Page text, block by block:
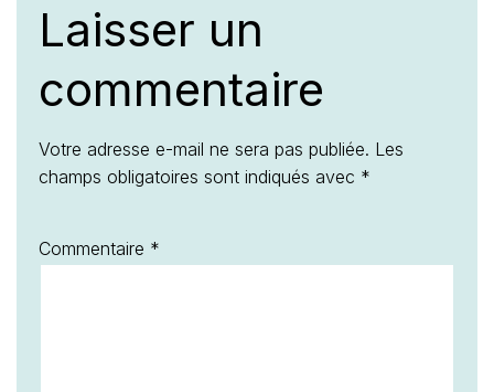
Laisser un
commentaire
Votre adresse e-mail ne sera pas publiée. Les
champs obligatoires sont indiqués avec *
Commentaire *